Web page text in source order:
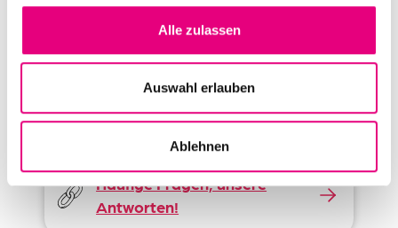
Alle zulassen
Auswahl erlauben
Ablehnen
Weitere Informationen rund um
unseren Lauf
Häufige Fragen, unsere
Antworten!